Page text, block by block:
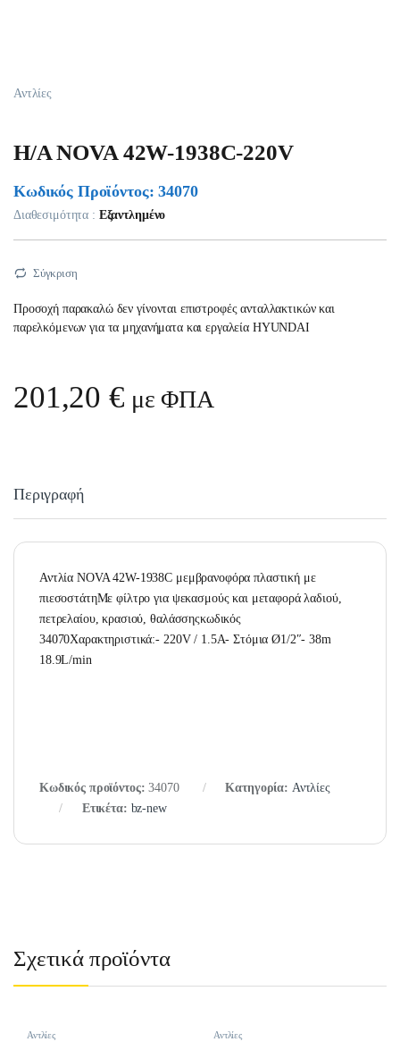
Αντλίες
H/A NOVA 42W-1938C-220V
Κωδικός Προϊόντος: 34070
Διαθεσιμότητα : Εξαντλημένο
Σύγκριση
Προσοχή παρακαλώ δεν γίνονται επιστροφές ανταλλακτικών και
παρελκόμενων για τα μηχανήματα και εργαλεία HYUNDAI
201,20€ με ΦΠΑ
Περιγραφή
Αντλία NOVA 42W-1938C μεμβρανοφόρα πλαστική με
πιεσοστάτηΜε φίλτρο για ψεκασμούς και μεταφορά λαδιού,
πετρελαίου, κρασιού, θαλάσσηςκωδικός
34070Χαρακτηριστικά:- 220V / 1.5A- Στόμια Ø1/2″- 38m
18.9L/min
Κωδικός προϊόντος:34070 Κατηγορία: Αντλίες
Ετικέτα: bz-new
Σχετικά προϊόντα
Αντλίες Αντλίες